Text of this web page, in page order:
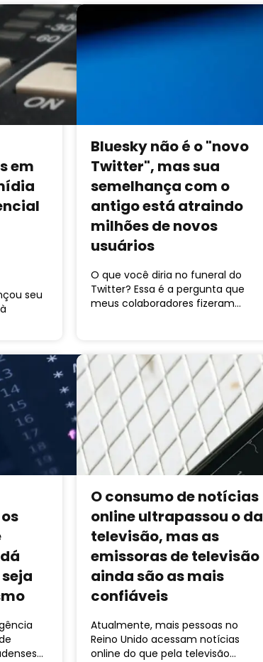
em
seu
Bluesky não é o "novo
Twitter", mas sua
semelhança com o
antigo está atraindo
milhões de novos
usuários
O que você diria no funeral do
Twitter? Essa é a pergunta que
meus colaboradores fizeram…
O consumo de notícias
online ultrapassou o da
televisão, mas as
emissoras de televisão
ainda são as mais
confiáveis
Atualmente, mais pessoas no
Reino Unido acessam notícias
online do que pela televisão…